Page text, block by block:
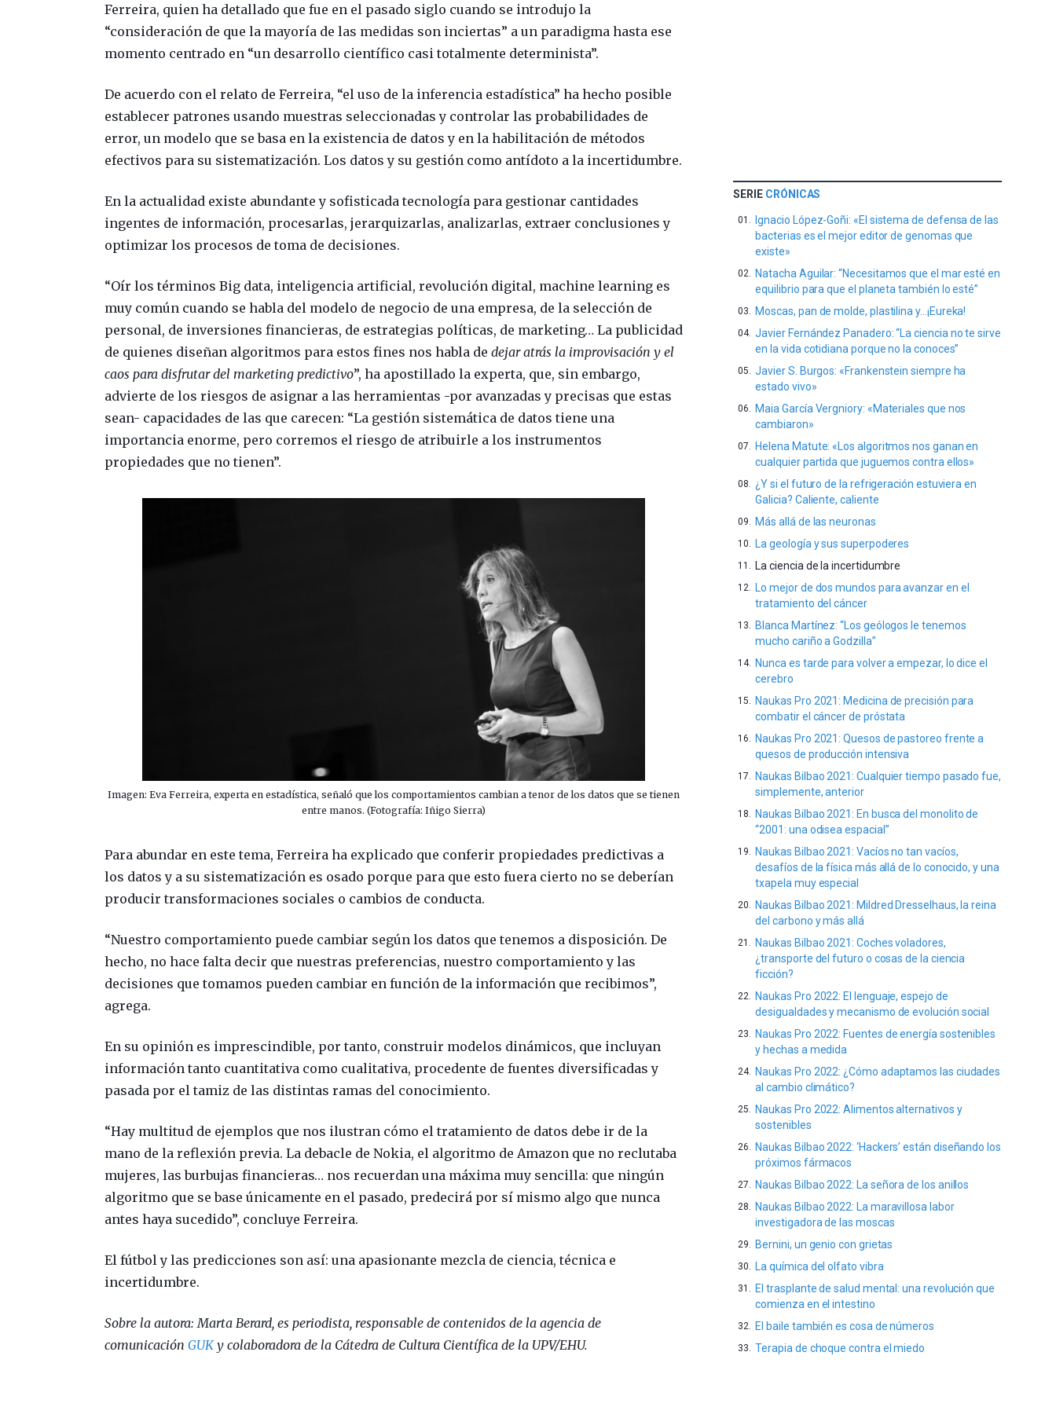
Ferreira, quien ha detallado que fue en el pasado siglo cuando se introdujo la
“consideración de que la mayoría de las medidas son inciertas” a un paradigma hasta ese
momento centrado en “un desarrollo científico casi totalmente determinista”.
De acuerdo con el relato de Ferreira, “el uso de la inferencia estadística” ha hecho posible
establecer patrones usando muestras seleccionadas y controlar las probabilidades de
error, un modelo que se basa en la existencia de datos y en la habilitación de métodos
efectivos para su sistematización. Los datos y su gestión como antídoto a la incertidumbre.
En la actualidad existe abundante y sofisticada tecnología para gestionar cantidades
ingentes de información, procesarlas, jerarquizarlas, analizarlas, extraer conclusiones y
optimizar los procesos de toma de decisiones.
“Oír los términos Big data, inteligencia artificial, revolución digital, machine learning es
muy común cuando se habla del modelo de negocio de una empresa, de la selección de
personal, de inversiones financieras, de estrategias políticas, de marketing… La publicidad
de quienes diseñan algoritmos para estos fines nos habla de dejar atrás la improvisación y el
caos para disfrutar del marketing predictivo”, ha apostillado la experta, que, sin embargo,
advierte de los riesgos de asignar a las herramientas -por avanzadas y precisas que estas
sean- capacidades de las que carecen: “La gestión sistemática de datos tiene una
importancia enorme, pero corremos el riesgo de atribuirle a los instrumentos
propiedades que no tienen”.
Imagen: Eva Ferreira, experta en estadística, señaló que los comportamientos cambian a tenor de los datos que se tienen
entre manos. (Fotografía: Iñigo Sierra)
Para abundar en este tema, Ferreira ha explicado que conferir propiedades predictivas a
los datos y a su sistematización es osado porque para que esto fuera cierto no se deberían
producir transformaciones sociales o cambios de conducta.
“Nuestro comportamiento puede cambiar según los datos que tenemos a disposición. De
hecho, no hace falta decir que nuestras preferencias, nuestro comportamiento y las
decisiones que tomamos pueden cambiar en función de la información que recibimos”,
agrega.
En su opinión es imprescindible, por tanto, construir modelos dinámicos, que incluyan
información tanto cuantitativa como cualitativa, procedente de fuentes diversificadas y
pasada por el tamiz de las distintas ramas del conocimiento.
“Hay multitud de ejemplos que nos ilustran cómo el tratamiento de datos debe ir de la
mano de la reflexión previa. La debacle de Nokia, el algoritmo de Amazon que no reclutaba
mujeres, las burbujas financieras… nos recuerdan una máxima muy sencilla: que ningún
algoritmo que se base únicamente en el pasado, predecirá por sí mismo algo que nunca
antes haya sucedido”, concluye Ferreira.
El fútbol y las predicciones son así: una apasionante mezcla de ciencia, técnica e
incertidumbre.
Sobre la autora: Marta Berard, es periodista, responsable de contenidos de la agencia de
comunicaciónGUKy colaboradora de la Cátedra de Cultura Científica de la UPV/EHU.
SERIE CRÓNICAS
Ignacio López-Goñi: «El sistema de defensa de las
bacterias es el mejor editor de genomas que
existe»
Natacha Aguilar: “Necesitamos que el mar esté en
equilibrio para que el planeta también lo esté”
Moscas, pan de molde, plastilina y…¡Eureka!
Javier Fernández Panadero: “La ciencia no te sirve
en la vida cotidiana porque no la conoces”
Javier S. Burgos: «Frankenstein siempre ha
estado vivo»
Maia García Vergniory: «Materiales que nos
cambiaron»
Helena Matute: «Los algoritmos nos ganan en
cualquier partida que juguemos contra ellos»
¿Y si el futuro de la refrigeración estuviera en
Galicia? Caliente, caliente
Más allá de las neuronas
La geología y sus superpoderes
La ciencia de la incertidumbre
Lo mejor de dos mundos para avanzar en el
tratamiento del cáncer
Blanca Martínez: “Los geólogos le tenemos
mucho cariño a Godzilla”
Nunca es tarde para volver a empezar, lo dice el
cerebro
Naukas Pro 2021: Medicina de precisión para
combatir el cáncer de próstata
Naukas Pro 2021: Quesos de pastoreo frente a
quesos de producción intensiva
Naukas Bilbao 2021: Cualquier tiempo pasado fue,
simplemente, anterior
Naukas Bilbao 2021: En busca del monolito de
“2001: una odisea espacial”
Naukas Bilbao 2021: Vacíos no tan vacíos,
desafíos de la física más allá de lo conocido, y una
txapela muy especial
Naukas Bilbao 2021: Mildred Dresselhaus, la reina
del carbono y más allá
Naukas Bilbao 2021: Coches voladores,
¿transporte del futuro o cosas de la ciencia
ficción?
Naukas Pro 2022: El lenguaje, espejo de
desigualdades y mecanismo de evolución social
Naukas Pro 2022: Fuentes de energía sostenibles
y hechas a medida
Naukas Pro 2022: ¿Cómo adaptamos las ciudades
al cambio climático?
Naukas Pro 2022: Alimentos alternativos y
sostenibles
Naukas Bilbao 2022: ‘Hackers’ están diseñando los
próximos fármacos
Naukas Bilbao 2022: La señora de los anillos
Naukas Bilbao 2022: La maravillosa labor
investigadora de las moscas
Bernini, un genio con grietas
La química del olfato vibra
El trasplante de salud mental: una revolución que
comienza en el intestino
El baile también es cosa de números
Terapia de choque contra el miedo